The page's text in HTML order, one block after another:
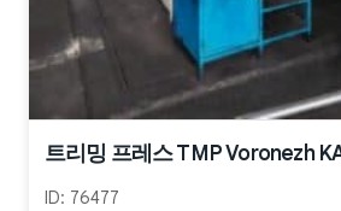
트리밍 프레스 TMP Voronezh
ID: 76477